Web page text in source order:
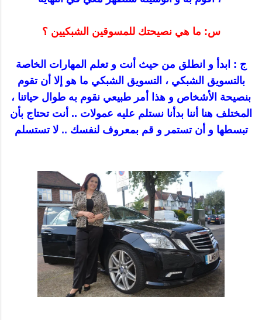
س: ما هي نصيحتك للمسوقين الشبكيين ؟
ج : ابدأ و انطلق من حيث أنت و تعلم المهارات الخاصة
بالتسويق الشبكي ، التسويق الشبكي ما هو إلا أن تقوم
بنصيحة الأشخاص و هذا أمر طبيعي نقوم به طوال حياتنا ،
المختلف هنا أننا بدأنا نستلم عليه عمولات .. أنت تحتاج بأن
تبسطها و أن تستمر و قم بمعروف لنفسك .. لا تستسلم